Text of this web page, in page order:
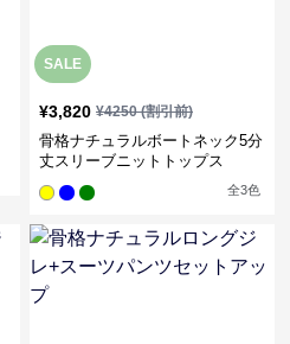
SALE
¥3,820 ¥4250(割引前)
骨格ナチュラルボートネック5分
丈スリーブニットトップス
全3色